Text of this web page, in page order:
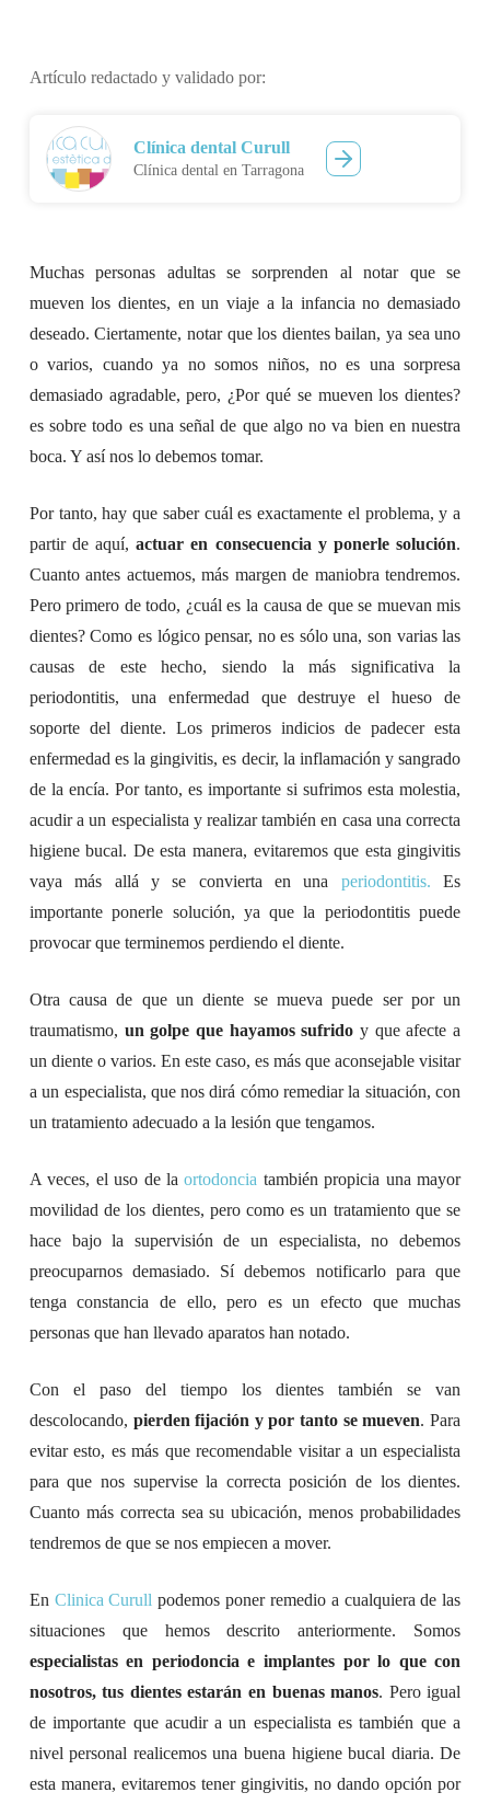
Artículo redactado y validado por:
Clínica dental Curull
Clínica dental en Tarragona
Muchas personas adultas se sorprenden al notar que se
mueven los dientes, en un viaje a la infancia no demasiado
deseado. Ciertamente, notar que los dientes bailan, ya sea uno
o varios, cuando ya no somos niños, no es una sorpresa
demasiado agradable, pero, ¿Por qué se mueven los dientes?
es sobre todo es una señal de que algo no va bien en nuestra
boca. Y así nos lo debemos tomar.
Por tanto, hay que saber cuál es exactamente el problema, y a
partir de aquí,actuar en consecuencia y ponerle solución.
Cuanto antes actuemos, más margen de maniobra tendremos.
Pero primero de todo, ¿cuál es la causa de que se muevan mis
dientes? Como es lógico pensar, no es sólo una, son varias las
causas de este hecho, siendo la más significativa la
periodontitis, una enfermedad que destruye el hueso de
soporte del diente. Los primeros indicios de padecer esta
enfermedad es la gingivitis, es decir, la inflamación y sangrado
de la encía. Por tanto, es importante si sufrimos esta molestia,
acudir a un especialista y realizar también en casa una correcta
higiene bucal. De esta manera, evitaremos que esta gingivitis
vaya más allá y se convierta en una periodontitis. Es
importante ponerle solución, ya que la periodontitis puede
provocar que terminemos perdiendo el diente.
Otra causa de que un diente se mueva puede ser por un
traumatismo, un golpe que hayamos sufrido y que afecte a
un diente o varios. En este caso, es más que aconsejable visitar
a un especialista, que nos dirá cómo remediar la situación, con
un tratamiento adecuado a la lesión que tengamos.
A veces, el uso de laortodoncia también propicia una mayor
movilidad de los dientes, pero como es un tratamiento que se
hace bajo la supervisión de un especialista, no debemos
preocuparnos demasiado. Sí debemos notificarlo para que
tenga constancia de ello, pero es un efecto que muchas
personas que han llevado aparatos han notado.
Con el paso del tiempo los dientes también se van
descolocando, pierden fijación y por tanto se mueven. Para
evitar esto, es más que recomendable visitar a un especialista
para que nos supervise la correcta posición de los dientes.
Cuanto más correcta sea su ubicación, menos probabilidades
tendremos de que se nos empiecen a mover.
En Clinica Curull podemos poner remedio a cualquiera de las
situaciones que hemos descrito anteriormente. Somos
especialistas en periodoncia e implantes por lo que con
nosotros, tus dientes estarán en buenas manos. Pero igual
de importante que acudir a un especialista es también que a
nivel personal realicemos una buena higiene bucal diaria. De
esta manera, evitaremos tener gingivitis, no dando opción por